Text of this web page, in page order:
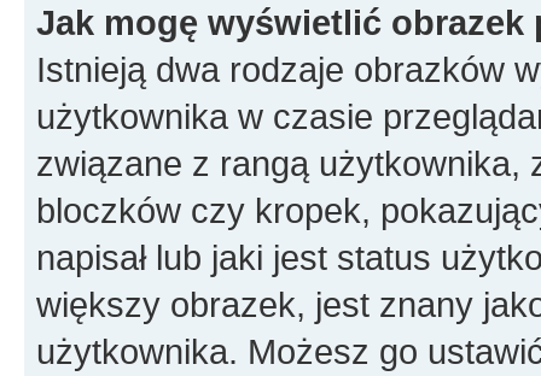
Jak mogę wyświetlić
Istnieją dwa rodzaje obrazków
użytkownika w czasie
związane z rangą użytkownika,
bloczków czy kropek,
napisał lub jaki jest status
większy obrazek, jest znany
użytkownika. Możesz go